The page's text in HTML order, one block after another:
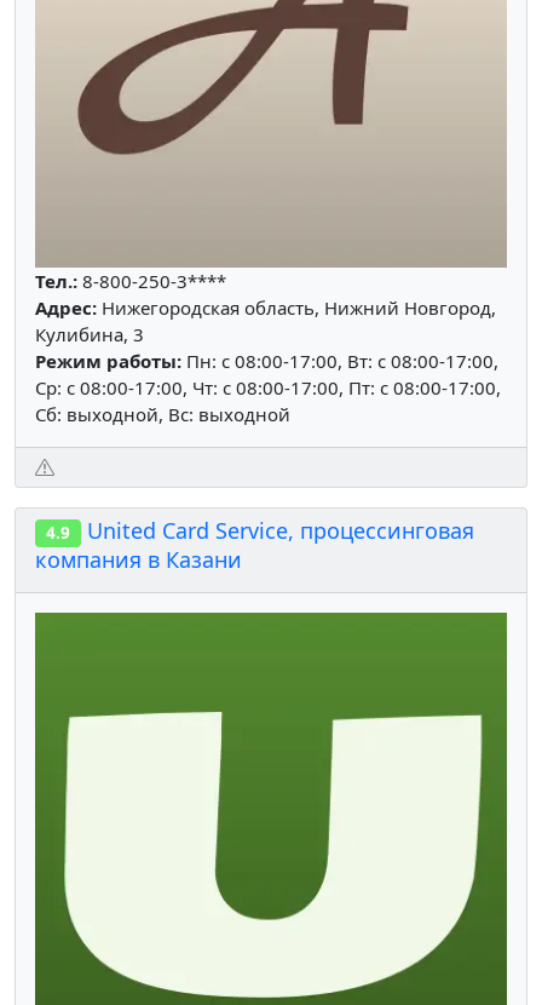
Тел.: 8-800-250-3****
Адрес: Нижегородская область, Нижний Новгород,
Кулибина, 3
Режим работы: Пн: c 08:00-17:00, Вт: c 08:00-17:00,
Ср: c 08:00-17:00, Чт: c 08:00-17:00, Пт: c 08:00-17:00,
Сб: выходной, Вс: выходной
4.9
United Card Service, процессинговая
компания в Казани